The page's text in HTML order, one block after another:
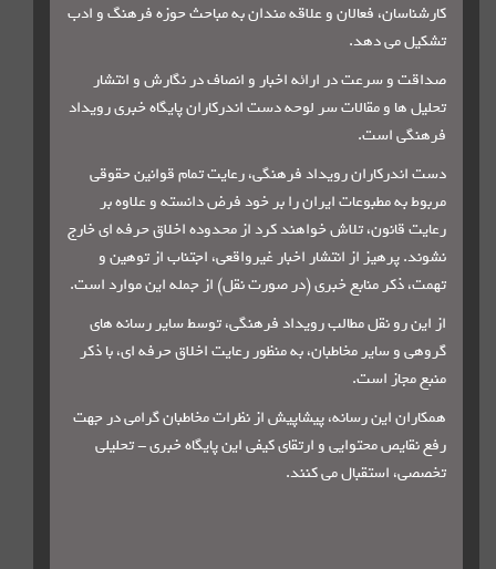
کارشناسان، فعالان و علاقه مندان به مباحث حوزه فرهنگ و ادب
تشکیل می دهد.
صداقت و سرعت در ارائه اخبار و انصاف در نگارش و انتشار
تحلیل ها و مقالات سر لوحه دست اندرکاران پایگاه خبری رویداد
فرهنگی است.
دست اندرکاران رویداد فرهنگی، رعایت تمام قوانین حقوقی
مربوط به مطبوعات ایران را بر خود فرض دانسته و علاوه بر
رعایت قانون، تلاش خواهند کرد از محدوده اخلاق حرفه ای خارج
نشوند. پرهیز از انتشار اخبار غیرواقعی، اجتناب از توهین و
تهمت، ذکر منابع خبری (در صورت نقل) از جمله این موارد است.
از این رو نقل مطالب رویداد فرهنگی، توسط سایر رسانه های
گروهی و ساير مخاطبان، به منظور رعایت اخلاق حرفه ای، با ذكر
منبع مجاز است.
همکاران این رسانه، پیشاپیش از نظرات مخاطبان گرامی در جهت
رفع نقایص محتوایی و ارتقای کیفی این پایگاه خبری - تحلیلی
تخصصی، استقبال می کنند.